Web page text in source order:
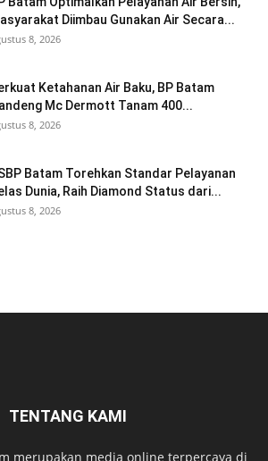
Diimbau Gunakan Air Secara...
8, 2026
Ketahanan Air Baku, BP Batam
Mc Dermott Tanam 400...
8, 2026
Batam Torehkan Standar Pelayanan
Dunia, Raih Diamond Status dari...
8, 2026
TENTANG KAMI
merupakan media online terpercaya di